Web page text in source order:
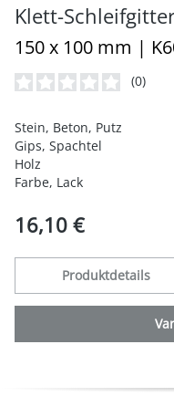
Klett-
150 x 100 mm |
(0)
Stein, Beton, Putz
Gips, Spachtel
Holz
Farbe, Lack
16,10 €
Produktdetails